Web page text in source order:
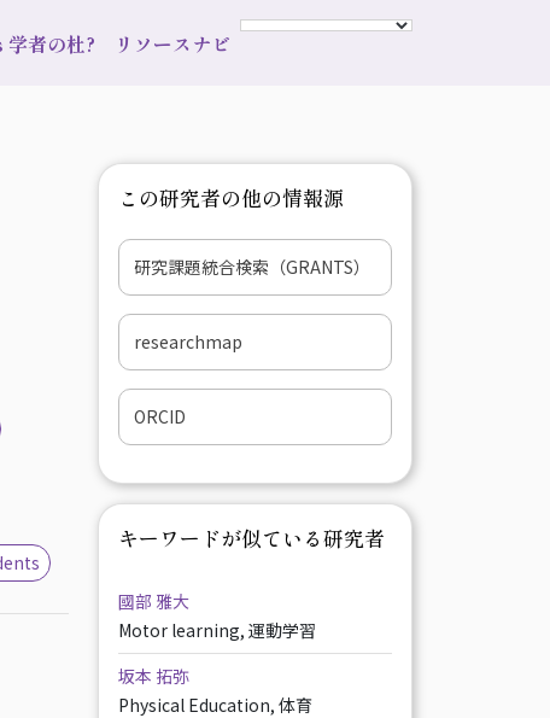
者の杜? リソースナビ
この研究者の他の情報源
研究課題統合検索（GRANTS）
researchmap
ORCID
キーワードが似ている研究者
國部 雅大
Motor learning, 運動学習
坂本 拓弥
Physical Education, 体育